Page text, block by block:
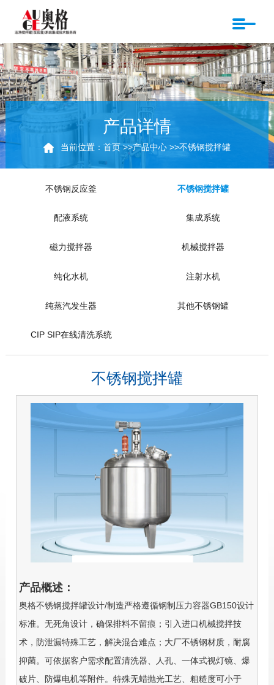
产品详情
当前位置：首页>>产品中心 >>不锈钢搅拌罐
不锈钢反应釜 不锈钢搅拌罐
配液系统 集成系统
磁力搅拌器 机械搅拌器
纯化水机 注射水机
纯蒸汽发生器 其他不锈钢罐
CIP SIP在线清洗系统
不锈钢搅拌罐
产品概述：
奥格不锈钢搅拌罐设计/制造严格遵循钢制压力容器GB150设计
标准。无死角设计，确保排料不留痕；引入进口机械搅拌技
术，防泄漏特殊工艺，解决混合难点；大厂不锈钢材质，耐腐
抑菌。可依据客户需求配置清洗器、人孔、一体式视灯镜、爆
破片、防爆电机等附件。特殊无蜡抛光工艺、粗糙度可小于